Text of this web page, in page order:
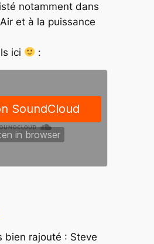
notamment dans
et à la puissance
ici
:
bien rajouté : Steve